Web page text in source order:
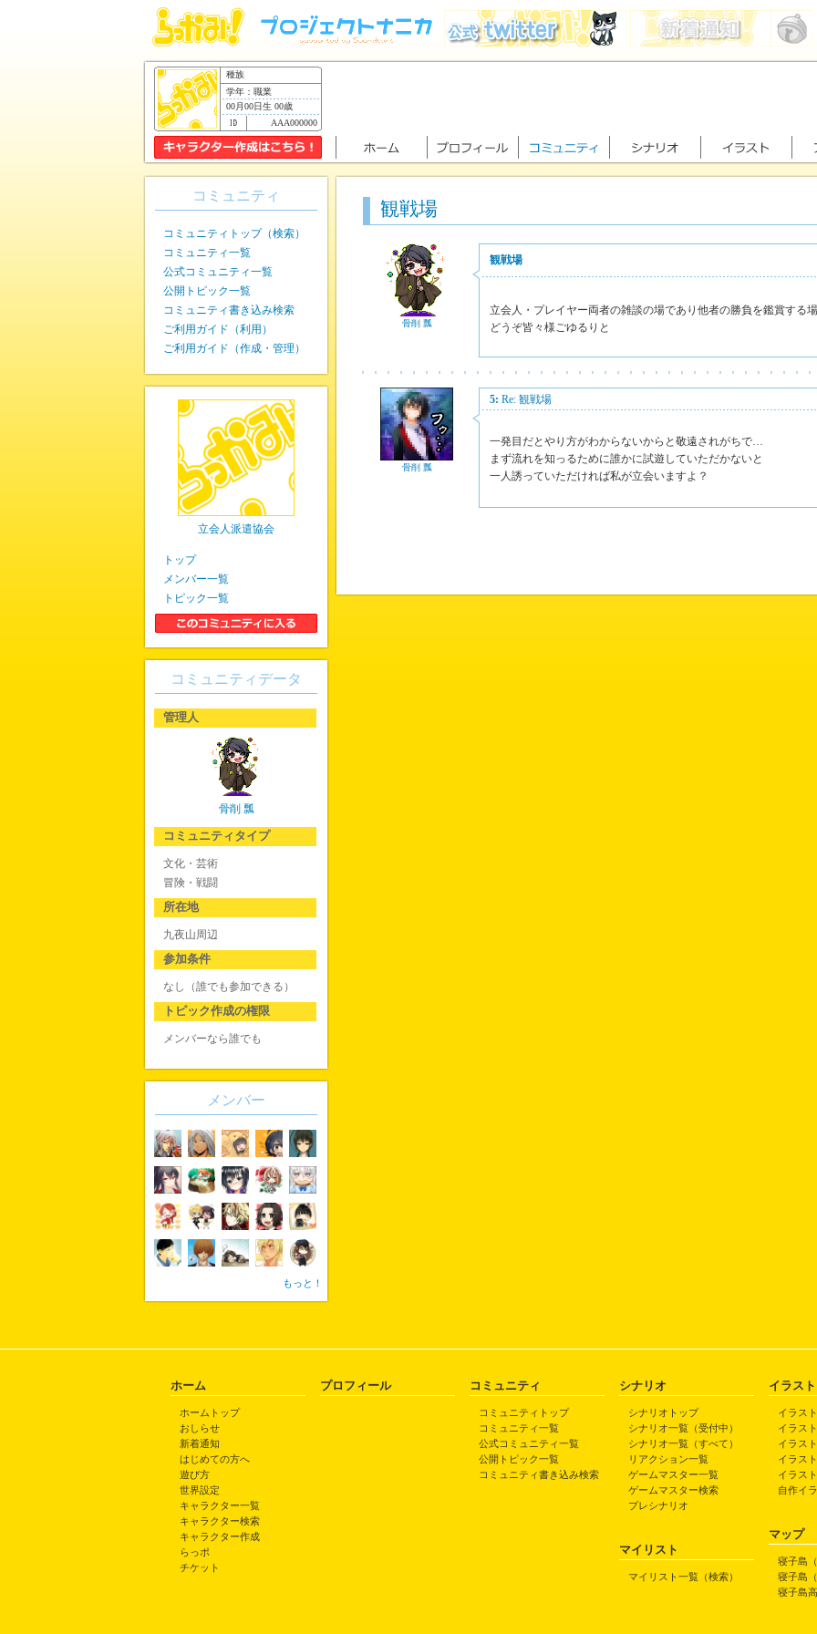
種族
学年：職業
00月00日生 00歳
AAA000000
観戦場
骨削 瓢
観戦場
立会人・プレイヤー両者の雑談の場であり他者の勝負を鑑賞する
どうぞ皆々様ごゆるりと
骨削 瓢
5: Re: 観戦場
一発目だとやり方がわからないからと敬遠されがちで…
まず流れを知っるために誰かに試遊していただかないと
一人誘っていただければ私が立会いますよ？
コミュニティ
コミュニティトップ（検索）
コミュニティ一覧
公式コミュニティ一覧
公開トピック一覧
コミュニティ書き込み検索
ご利用ガイド（利用）
ご利用ガイド（作成・管理）
立会人派遣協会
トップ
メンバー一覧
トピック一覧
コミュニティデータ
管理人
骨削 瓢
コミュニティタイプ
文化・芸術
冒険・戦闘
所在地
九夜山周辺
参加条件
なし（誰でも参加できる）
トピック作成の権限
メンバーなら誰でも
メンバー
もっと！
ホーム
ホームトップ
おしらせ
新着通知
はじめての方へ
遊び方
世界設定
キャラクター一覧
キャラクター検索
キャラクター作成
らっポ
チケット
プロフィール コミュニティ
コミュニティトップ
コミュニティ一覧
公式コミュニティ一覧
公開トピック一覧
コミュニティ書き込み検索
シナリオ
シナリオトップ
シナリオ一覧（受付中）
シナリオ一覧（すべて）
リアクション一覧
ゲームマスター一覧
ゲームマスター検索
プレシナリオ
マイリスト
マイリスト一覧（検索）
イラスト
イラス
イラス
イラス
イラス
イラス
自作イ
マップ
寝子島（
寝子島（
寝子島